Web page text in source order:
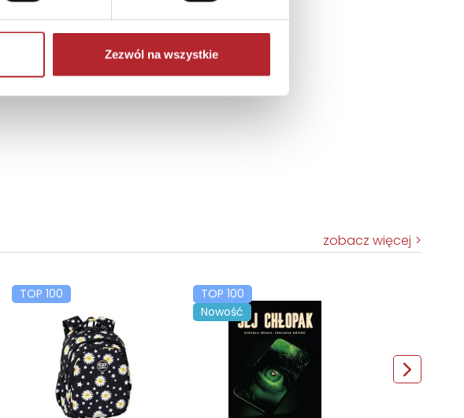
Zezwól na wszystkie
zobacz więcej
TOP 100
TOP 100
Nowość